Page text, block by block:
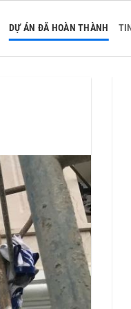
DỰ ÁN ĐÃ HOÀN THÀNH